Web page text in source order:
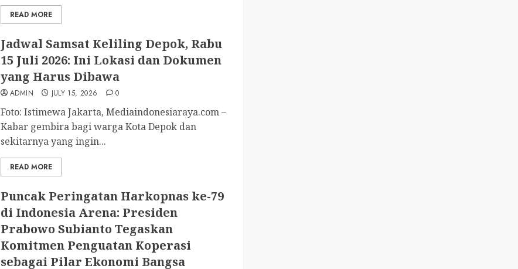
READ MORE
Jadwal Samsat Keliling Depok, Rabu
15 Juli 2026: Ini Lokasi dan Dokumen
yang Harus Dibawa
ADMIN JULY 15, 2026 0
Foto: Istimewa Jakarta, Mediaindonesiaraya.com –
Kabar gembira bagi warga Kota Depok dan
sekitarnya yang ingin...
READ MORE
Puncak Peringatan Harkopnas ke-79
di Indonesia Arena: Presiden
Prabowo Subianto Tegaskan
Komitmen Penguatan Koperasi
sebagai Pilar Ekonomi Bangsa